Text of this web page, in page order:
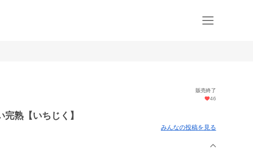
販売終了
46
熟【いちじく】
みんなの投稿を見る